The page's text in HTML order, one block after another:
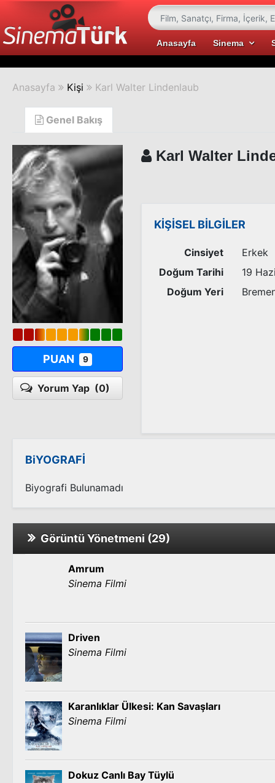
Anasayfa Sinema
Anasayfa Kişi Karl Walter Lindenlaub
Genel Bakış
PUAN 9
Yorum Yap (0)
Karl Walter
KİŞİSEL BİLGİLER
Cinsiyet
Erkek
Doğum Tarihi
19
Doğum Yeri
BiYOGRAFİ
Biyografi Bulunamadı
Görüntü Yönetmeni (29)
Amrum
Sinema Filmi
Driven
Sinema Filmi
Karanlıklar Ülkesi: Kan Savaşları
Sinema Filmi
Dokuz Canlı Bay Tüylü